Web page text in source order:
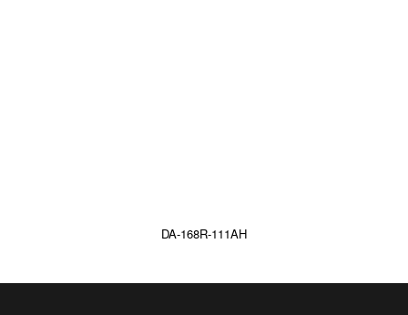
DA-168R-111AH